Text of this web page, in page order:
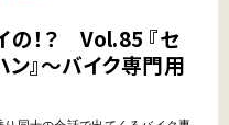
の！？ Vol.85 『セ
』～バイク専門用